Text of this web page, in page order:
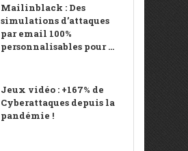
Mailinblack : Des
simulations d’attaques
par email 100%
personnalisables pour ...
Jeux vidéo : +167% de
Cyberattaques depuis la
pandémie !